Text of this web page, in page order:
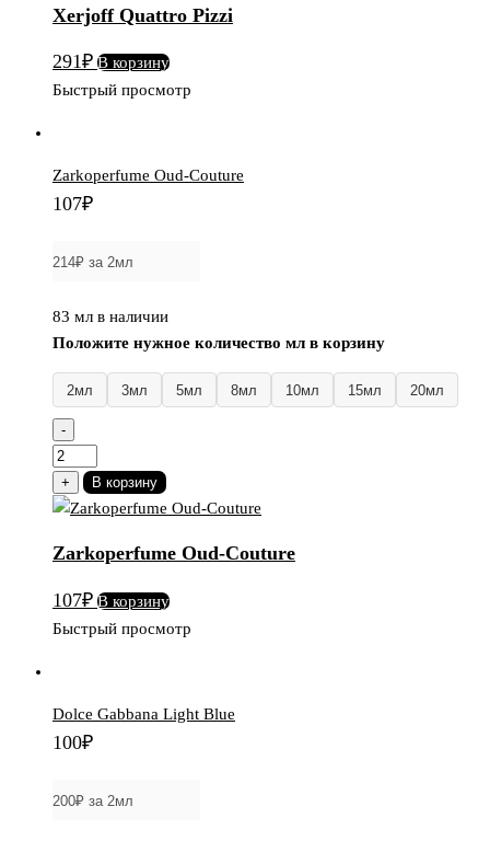
Pizzi
Xerjoff Quattro Pizzi
291₽ В корзину
Быстрый просмотр
Zarkoperfume Oud-Couture
107₽
83 мл в наличии
Положите нужное количество мл в корзину
2мл 3мл 5мл 8мл 10мл 15мл 20мл
-
Количество
товара
Zarkoperfume
Couture
+ В корзину
Zarkoperfume Oud-Couture
107₽ В корзину
Быстрый просмотр
Dolce Gabbana Light Blue
100₽